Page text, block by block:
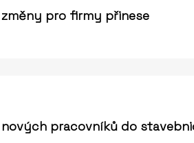
pro firmy přinese
pracovníků do